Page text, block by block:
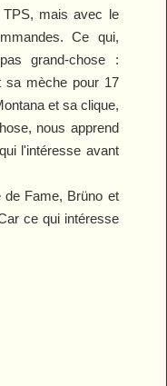
TPS, mais avec le
Ce qui,
grand-chose :
sa mèche pour 17
et sa clique,
nous apprend
l'intéresse avant
de Fame, Brüno et
ce qui intéresse